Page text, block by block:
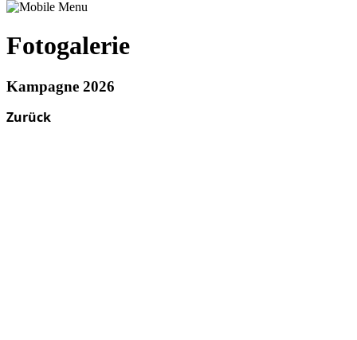
Fotogalerie
Kampagne 2026
Zurück